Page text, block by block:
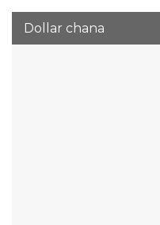
Dollar chana